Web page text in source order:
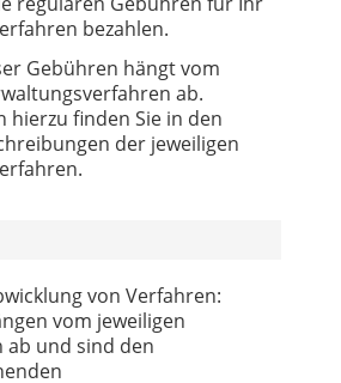
bezahlen.
Gebühren hängt vom
ab.
hierzu finden Sie in den
der jeweiligen
von Verfahren:
vom jeweiligen
ab und sind den